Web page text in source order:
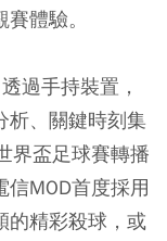
體驗。
過手持裝置，
析、關鍵時刻集
界盃足球賽轉播
MOD首度採用
的精彩殺球，或